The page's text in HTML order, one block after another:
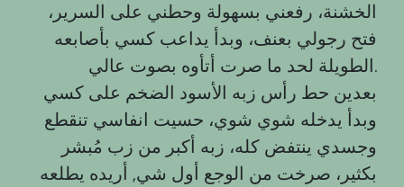
الخشنة، رفعني بسهولة وحطني على السرير،
فتح رجولي بعنف، وبدأ يداعب كسي بأصابعه
الطويلة لحد ما صرت أتأوه بصوت عالي.
بعدين حط رأس زبه الأسود الضخم على كسي
وبدأ يدخله شوي شوي، حسيت انفاسي تنقطع
وجسدي ينتفض كله، زبه أكبر من زب مُبشر
بكثير، صرخت من الوجع أول شي, أريده يطلعه